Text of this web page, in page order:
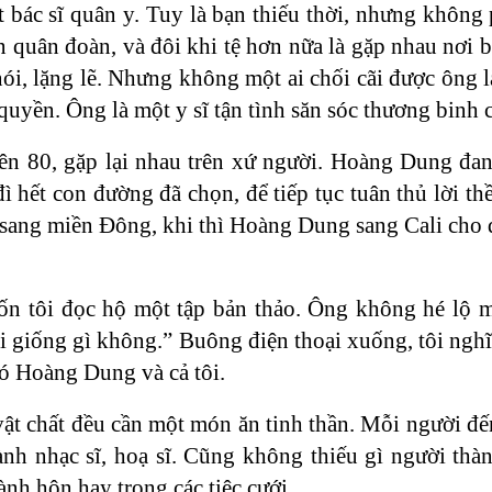
sĩ quân y. Tuy là bạn thiếu thời, nhưng
đoàn, và đôi khi tệ hơn nữa là gặp nhau nơi
lặng lẽ. Nhưng không một ai chối cãi được ông
Ông là một y sĩ tận tình săn sóc thương binh
80, gặp lại nhau trên xứ người. Hoàng Dung
con đường đã chọn, để tiếp tục tuân thủ lời
miền Đông, khi thì Hoàng Dung sang Cali
tôi đọc hộ một tập bản thảo. Ông không hé lộ
giống gì không.” Buông điện thoại xuống, tôi
Hoàng Dung và cả tôi.
chất đều cần một món ăn tinh thần. Mỗi người
nhạc sĩ, hoạ sĩ. Cũng không thiếu gì người